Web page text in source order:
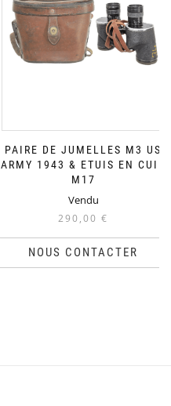
PAIRE DE JUMELLES M3 US
ARMY 1943 & ETUIS EN CUIR
M17
Vendu
290,00 €
NOUS CONTACTER